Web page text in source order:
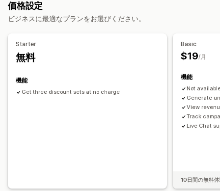
カートディスカウント
期間限定オファー
アップセルディスカウント
ディスカウント管理
カスタムコード
ディスカウントの組み合わせ
絞り込み 追跡 レポート 分析
価格設定
ビジネスに最適なプランをお選びください。
Starter
無料
機能
Get three discount sets at no charge
Basic
$19/月
機能
Not
Generate
View
Track
Live Chat
10日間の無料